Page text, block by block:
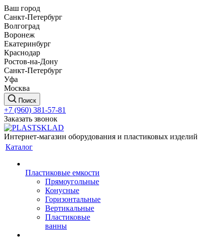
Ваш город
Санкт-Петербург
Волгоград
Воронеж
Екатеринбург
Краснодар
Ростов-на-Дону
Санкт-Петербург
Уфа
Москва
Поиск
+7 (960) 381-57-81
Заказать звонок
Интернет-магазин оборудования и пластиковых изделий
Каталог
Пластиковые емкости
Прямоугольные
Конусные
Горизонтальные
Вертикальные
Пластиковые
ванны